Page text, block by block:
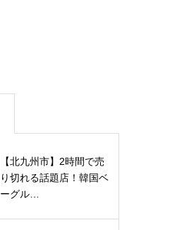
【北九州市】2時間で売
り切れる話題店！韓国ベ
ーグル…